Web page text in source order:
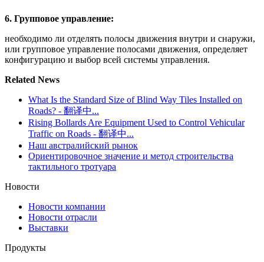
6. Групповое управление:
необходимо ли отделять полосы движения внутри и снаружи,
или групповое управление полосами движения, определяет
конфигурацию и выбор всей системы управления.
Related News
What Is the Standard Size of Blind Way Tiles Installed on
Roads? - 翻译中...
Rising Bollards Are Equipment Used to Control Vehicular
Traffic on Roads - 翻译中...
Наш австралийский рынок
Ориентировочное значение и метод строительства
тактильного тротуара
Новости
Новости компании
Новости отрасли
Выставки
Продукты